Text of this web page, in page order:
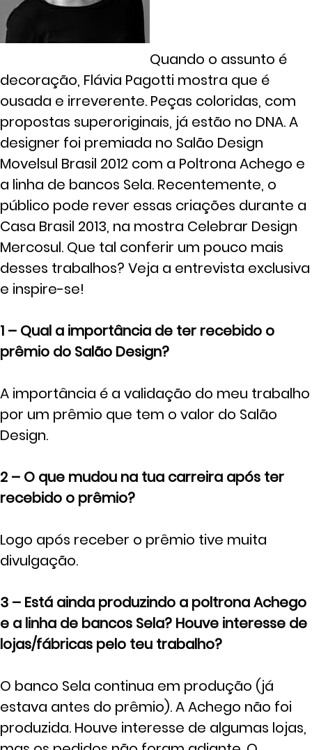
Quando o assunto é
decoração, Flávia Pagotti mostra que é
ousada e irreverente. Peças coloridas, com
propostas superoriginais, já estão no DNA. A
designer foi premiada no Salão Design
Movelsul Brasil 2012 com a Poltrona Achego e
a linha de bancos Sela. Recentemente, o
público pode rever essas criações durante a
Casa Brasil 2013, na mostra Celebrar Design
Mercosul. Que tal conferir um pouco mais
desses trabalhos? Veja a entrevista exclusiva
e inspire-se!
1 – Qual a importância de ter recebido o
prêmio do Salão Design?
A importância é a validação do meu trabalho
por um prêmio que tem o valor do Salão
Design.
2 – O que mudou na tua carreira após ter
recebido o prêmio?
Logo após receber o prêmio tive muita
divulgação.
3 – Está ainda produzindo a poltrona Achego
e a linha de bancos Sela? Houve interesse de
lojas/fábricas pelo teu trabalho?
O banco Sela continua em produção (já
estava antes do prêmio). A Achego não foi
produzida. Houve interesse de algumas lojas,